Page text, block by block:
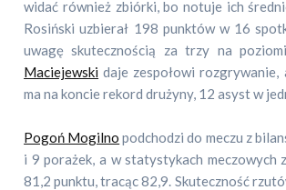
widać również zbiórki, bo notuje ich
Rosiński uzbierał 198 punktów w 16
uwagę skutecznością za trzy na
Maciejewski daje zespołowi rozgrywanie,
ma na koncie rekord drużyny, 12 asyst w
Pogoń Mogilno podchodzi do meczu z
i 9 porażek, a w statystykach meczowych
81,2 punktu, tracąc 82,9. Skuteczność